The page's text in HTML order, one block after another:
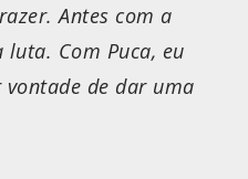
Antes com a
Com Puca, eu
de dar uma